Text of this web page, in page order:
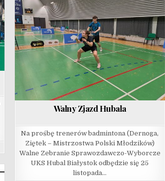
Walny Zjazd Hubala
Na prośbę trenerów badmintona (Dernoga,
Ziętek – Mistrzostwa Polski Młodzików)
Walne Zebranie Sprawozdawczo-Wyborcze
UKS Hubal Białystok odbędzie się 25
listopada…